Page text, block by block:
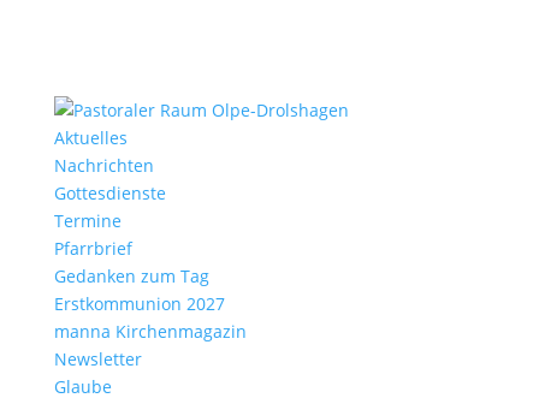
Aktu­elles
Nach­richten
Gottes­dienste
Termine
Pfarr­brief
Gedanken zum Tag
Erst­kom­mu­nion 2027
manna Kirchen­ma­gazin
News­letter
Glaube